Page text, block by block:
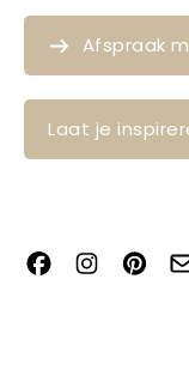
Afspraak
Laat je